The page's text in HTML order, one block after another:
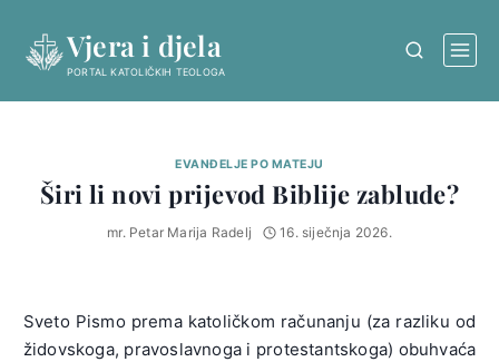
content
Vjera i djela
PORTAL KATOLIČKIH TEOLOGA
EVANĐELJE PO MATEJU
Širi li novi prijevod Biblije zablude?
mr. Petar Marija Radelj 16. siječnja 2026.
Sveto Pismo prema katoličkom računanju (za razliku od
židovskoga, pravoslavnoga i protestantskoga) obuhvaća